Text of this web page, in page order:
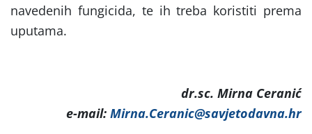
navedenih fungicida, te ih treba koristiti prema
uputama.
dr.sc. Mirna Ceranić
e-mail: Mirna.Ceranic@savjetodavna.hr